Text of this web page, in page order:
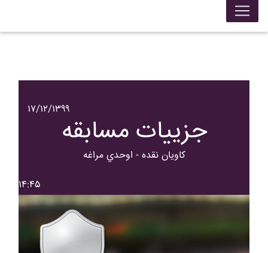
۱۷/۱۲/۱۳۹۹
جزییات مسابقه
کاويان نقده - اوحدي مراغه
۱۴:۴۵